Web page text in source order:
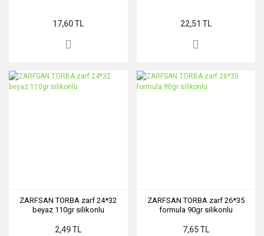
17,60 TL 22,51 TL
ZARFSAN TORBA zarf 24*32
beyaz 110gr silikonlu
2,49 TL
ZARFSAN TORBA zarf 26*35
formula 90gr silikonlu
7,65 TL